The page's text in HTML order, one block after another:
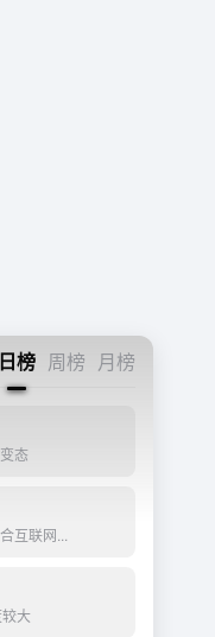
日榜 周榜 月榜
态
互联网...
大